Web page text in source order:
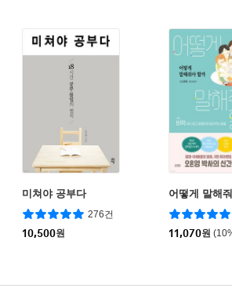
미쳐야 공부다
276건
10,500원
어떻게 말해
11,070원